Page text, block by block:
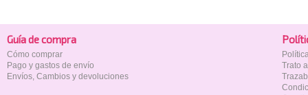
Guía de compra
Cómo comprar
Pago y gastos de envío
Envíos, Cambios y devoluciones
Trato